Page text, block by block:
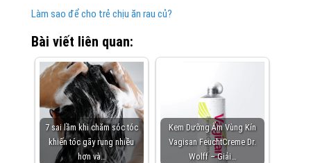
Làm sao để cho trẻ chịu ăn rau củ?
Bài viết liên quan:
7 sai lầm khi chăm sóc tóc
khiến tóc gãy rụng nhiều
hơn và…
Kem Dưỡng Ẩm Vùng Kín
Vagisan FeuchtCreme Dr.
Wolff – Giải…